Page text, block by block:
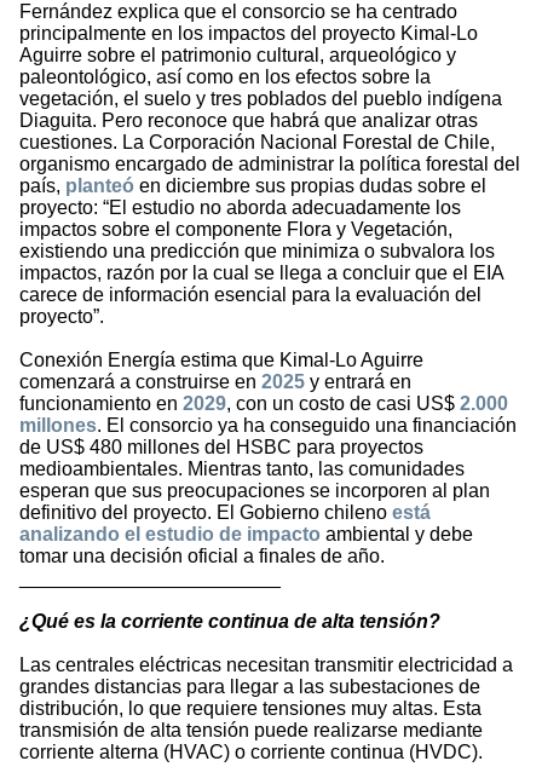
Fernández explica que el consorcio se ha centrado
principalmente en los impactos del proyecto Kimal-Lo
Aguirre sobre el patrimonio cultural, arqueológico y
paleontológico, así como en los efectos sobre la
vegetación, el suelo y tres poblados del pueblo indígena
Diaguita. Pero reconoce que habrá que analizar otras
cuestiones. La Corporación Nacional Forestal de Chile,
organismo encargado de administrar la política forestal del
país, planteó en diciembre sus propias dudas sobre el
proyecto: “El estudio no aborda adecuadamente los
impactos sobre el componente Flora y Vegetación,
existiendo una predicción que minimiza o subvalora los
impactos, razón por la cual se llega a concluir que el EIA
carece de información esencial para la evaluación del
proyecto”.
Conexión Energía estima que Kimal-Lo Aguirre
comenzará a construirse en 2025 y entrará en
funcionamiento en 2029, con un costo de casi US$ 2.000
millones. El consorcio ya ha conseguido una financiación
de US$ 480 millones del HSBC para proyectos
medioambientales. Mientras tanto, las comunidades
esperan que sus preocupaciones se incorporen al plan
definitivo del proyecto. El Gobierno chileno está
analizando el estudio de impacto ambiental y debe
tomar una decisión oficial a finales de año.
¿Qué es la corriente continua de alta tensión?
Las centrales eléctricas necesitan transmitir electricidad a
grandes distancias para llegar a las subestaciones de
distribución, lo que requiere tensiones muy altas. Esta
transmisión de alta tensión puede realizarse mediante
corriente alterna (HVAC) o corriente continua (HVDC).